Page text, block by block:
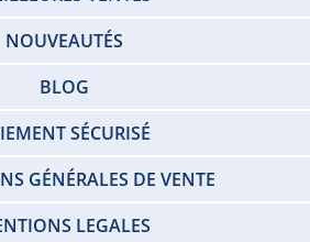
NOUVEAUTÉS
BLOG
SÉCURISÉ
GÉNÉRALES DE VENTE
LEGALES